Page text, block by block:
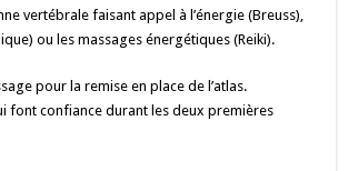
vertébrale faisant appel à l’énergie (Breuss),
ou les massages énergétiques (Reiki).
pour la remise en place de l’atlas.
font confiance durant les deux premières